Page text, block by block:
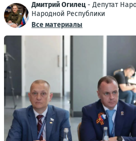
Дмитрий Огилец- Депутат
Народной Республики
Все материалы